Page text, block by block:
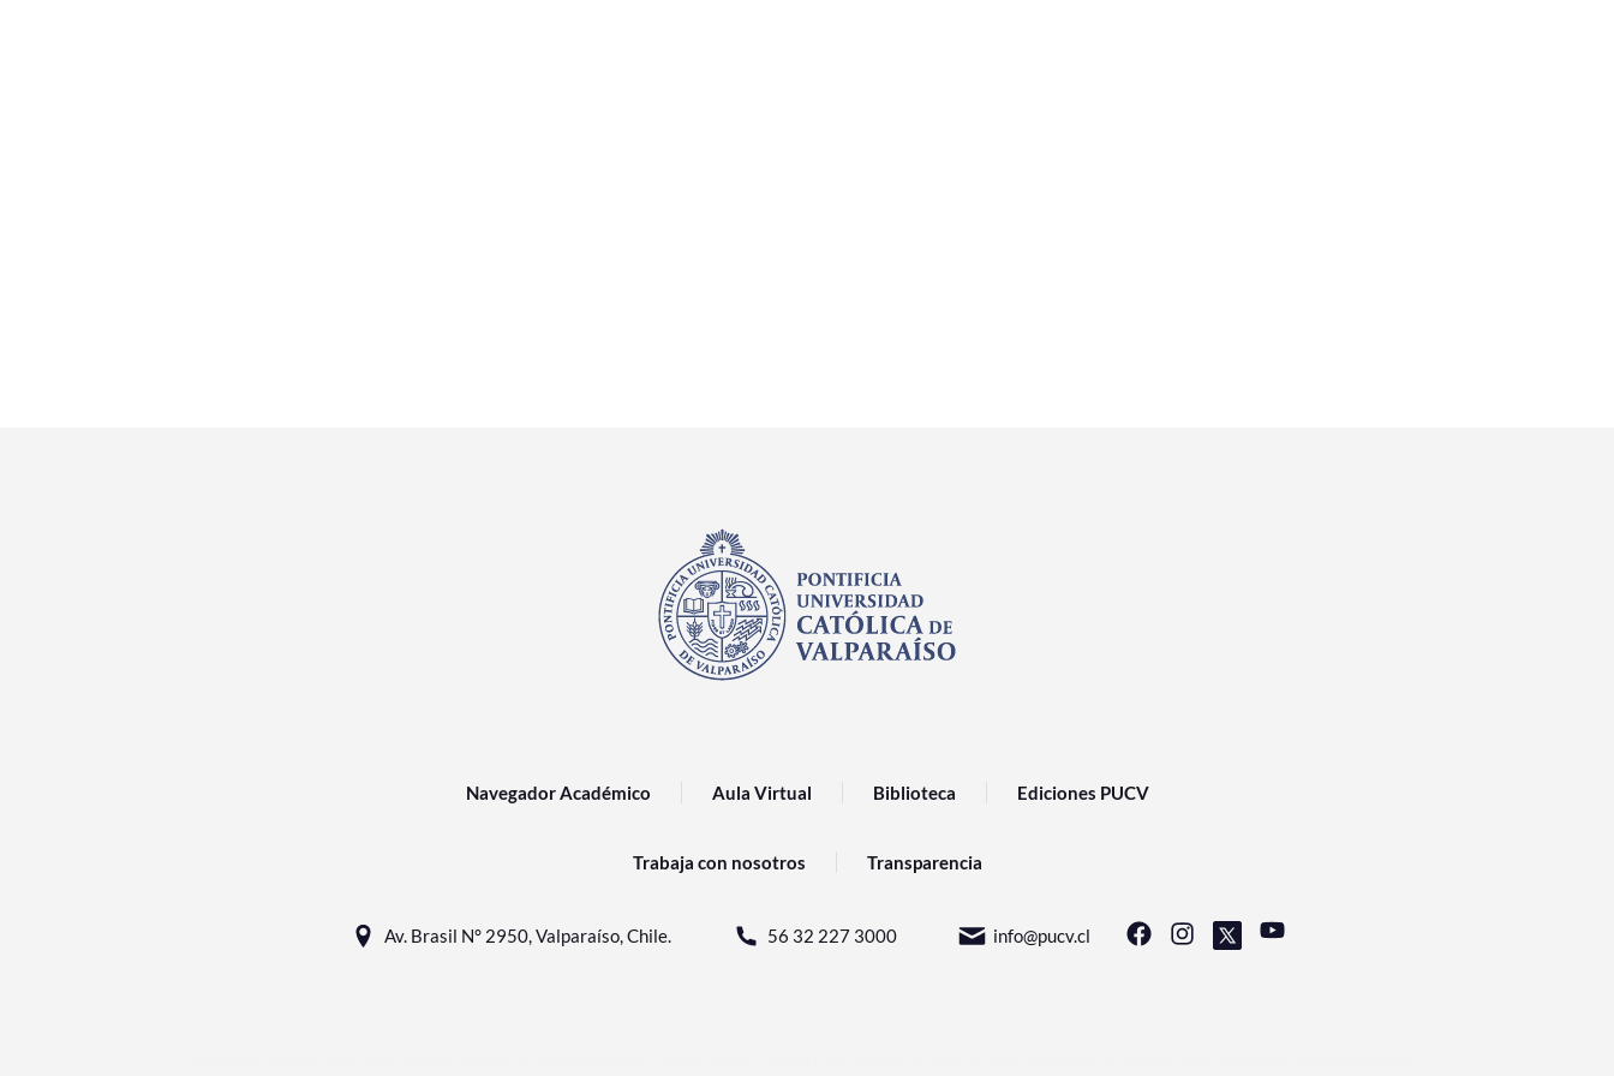
Navegador Académico Aula Virtual Biblioteca Ediciones PUCV
Trabaja con nosotros Transparencia
Av. Brasil N° 2950, Valparaíso, Chile. 56 32 227 3000 info@pucv.cl